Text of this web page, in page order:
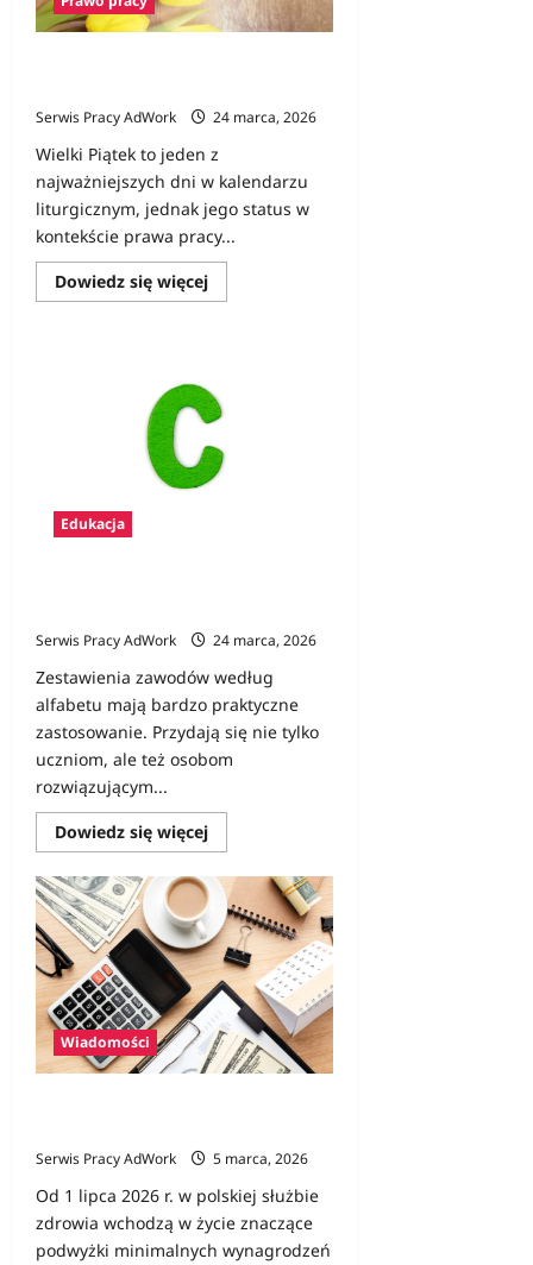
jego
praca
była
Serwis Pracy AdWork
24 marca, 2026
Wielki Piątek to jeden z
najważniejszych dni w kalendarzu
liturgicznym, jednak jego status w
kontekście prawa pracy...
Dowiedz się więcejDowiedz
się
jest
dniem
wolnym
od
pracy?
Edukacja
Serwis Pracy AdWork
24 marca, 2026
Zestawienia zawodów według
alfabetu mają bardzo praktyczne
zastosowanie. Przydają się nie tylko
uczniom, ale też osobom
rozwiązującym...
Dowiedz się więcejDowiedz
się
o
Zawody
na
C
–
lista
zawodów
z
opisami
Wiadomości
Serwis Pracy AdWork
5 marca, 2026
Od 1 lipca 2026 r. w polskiej służbie
zdrowia wchodzą w życie znaczące
podwyżki minimalnych wynagrodzeń